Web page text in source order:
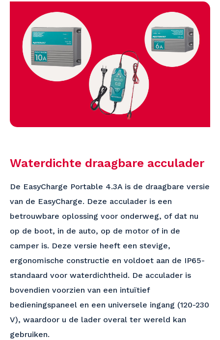
Waterdichte draagbare acculader
De EasyCharge Portable 4.3A is de draagbare versie
van de EasyCharge. Deze acculader is een
betrouwbare oplossing voor onderweg, of dat nu
op de boot, in de auto, op de motor of in de
camper is. Deze versie heeft een stevige,
ergonomische constructie en voldoet aan de IP65-
standaard voor waterdichtheid. De acculader is
bovendien voorzien van een intuïtief
bedieningspaneel en een universele ingang (120-230
V), waardoor u de lader overal ter wereld kan
gebruiken.